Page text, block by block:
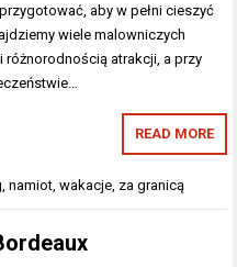
aby w pełni cieszyć
wiele malowniczych
różnorodnością atrakcji, a przy
READ MORE
,namiot ,wakacje za granicą